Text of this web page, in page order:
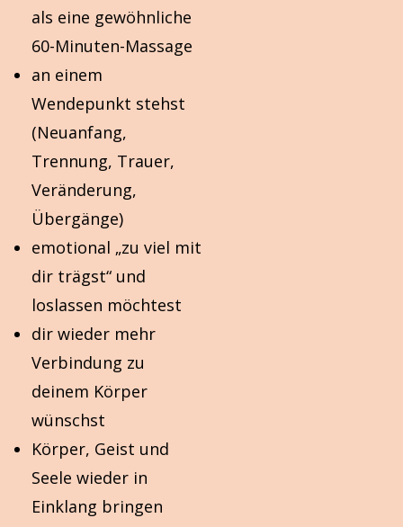
als eine gewöhnliche
60-Minuten-Massage
an einem
Wendepunkt stehst
(Neuanfang,
Trennung, Trauer,
Veränderung,
Übergänge)
emotional „zu viel mit
dir trägst“ und
loslassen möchtest
dir wieder mehr
Verbindung zu
deinem Körper
wünschst
Körper, Geist und
Seele wieder in
Einklang bringen